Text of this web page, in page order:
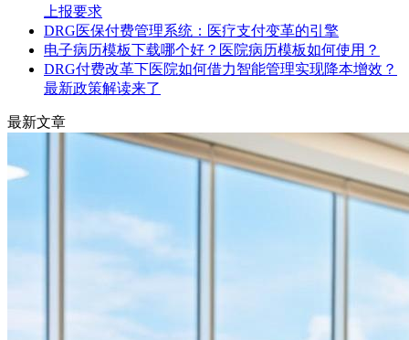
上报要求
DRG医保付费管理系统：医疗支付变革的引擎
电子病历模板下载哪个好？医院病历模板如何使用？
DRG付费改革下医院如何借力智能管理实现降本增效？
最新政策解读来了
最新文章